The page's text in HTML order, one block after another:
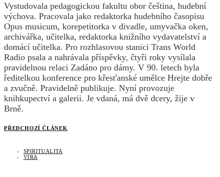
Vystudovala pedagogickou fakultu obor čeština, hudební
výchova. Pracovala jako redaktorka hudebního časopisu
Opus musicum, korepetitorka v divadle, umyvačka oken,
archivářka, učitelka, redaktorka knižního vydavatelství a
domácí učitelka. Pro rozhlasovou stanici Trans World
Radio psala a nahrávala příspěvky, čtyři roky vysílala
pravidelnou relaci Zadáno pro dámy. V 90. letech byla
ředitelkou konference pro křesťanské umělce Hrejte dobře
a zvučně. Pravidelně publikuje. Nyní provozuje
knihkupectví a galerii. Je vdaná, má dvě dcery, žije v
Brně.
PŘEDCHOZÍ ČLÁNEK
SPIRITUALITA
VÍRA